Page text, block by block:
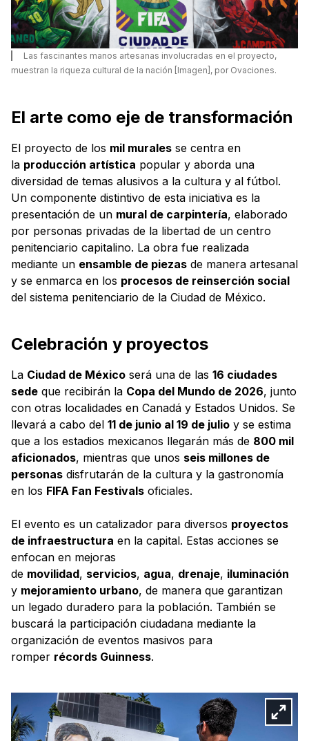
Las fascinantes manos artesanas involucradas en el proyecto,
muestran la riqueza cultural de la nación [Imagen], por Ovaciones.
El arte como eje de transformación
El proyecto de los mil murales se centra en
la producción artística popular y aborda una
diversidad de temas alusivos a la cultura y al fútbol.
Un componente distintivo de esta iniciativa es la
presentación de un mural de carpintería, elaborado
por personas privadas de la libertad de un centro
penitenciario capitalino. La obra fue realizada
mediante un ensamble de piezas de manera artesanal
y se enmarca en los procesos de reinserción social
del sistema penitenciario de la Ciudad de México.
Celebración y proyectos
La Ciudad de México será una de las 16 ciudades
sede que recibirán la Copa del Mundo de 2026, junto
con otras localidades en Canadá y Estados Unidos. Se
llevará a cabo del 11 de junio al 19 de julio y se estima
que a los estadios mexicanos llegarán más de 800 mil
aficionados, mientras que unos seis millones de
personas disfrutarán de la cultura y la gastronomía
en los FIFA Fan Festivals oficiales.
El evento es un catalizador para diversos proyectos
de infraestructura en la capital. Estas acciones se
enfocan en mejoras
de movilidad, servicios, agua, drenaje, iluminación
y mejoramiento urbano, de manera que garantizan
un legado duradero para la población. También se
buscará la participación ciudadana mediante la
organización de eventos masivos para
romper récords Guinness.